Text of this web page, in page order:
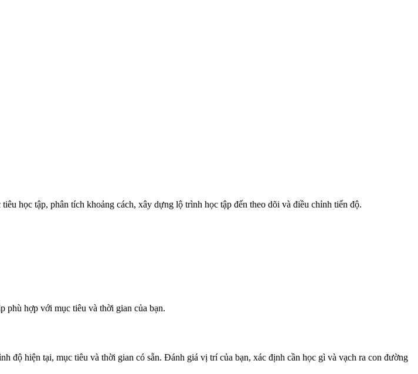
học tập, phân tích khoảng cách, xây dựng lộ trình học tập đến theo dõi và điều chỉnh tiến độ.
hợp với mục tiêu và thời gian của bạn.
độ hiện tại, mục tiêu và thời gian có sẵn. Đánh giá vị trí của bạn, xác định cần học gì và vạch ra con đường